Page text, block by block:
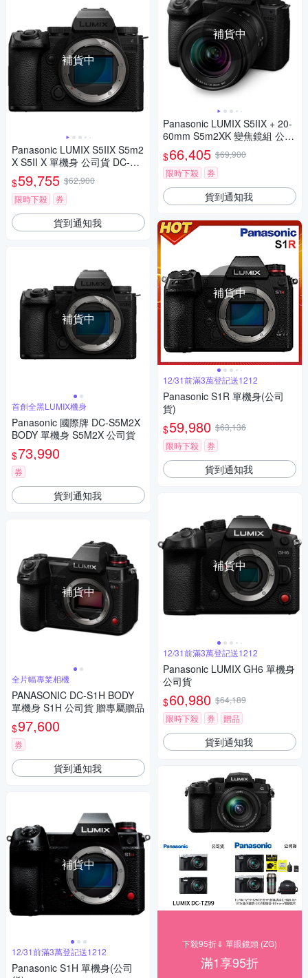
補貨中
Panasonic LUMIX S5IIX S5m2
X S5II X 單機身 公司貨 DC-S5
M2X
$59,755 $62,900
限時下殺
券
貨到通知我
補貨中
首創全黑LUMIX機身
Panasonic 國際牌 DC-S5M2X
BODY 單機身 S5M2X 公司貨
$73,990
券
貨到通知我
補貨中
全片幅專業相機
PANASONIC DC-S1H BODY
單機身 S1H 公司貨 贈專屬贈品
$97,600
券
貨到通知我
補貨中
12/31前滿3萬登記送1212
Panasonic S1H 單機身(公司
補貨中
Panasonic LUMIX S5IIX + 20-
60mm S5m2XK 變焦鏡組 公司
貨 DC-S5M2XK
$66,405 $69,900
限時下殺
券
貨到通知我
補貨中
12/31前滿3萬登記送1212
Panasonic S1R 單機身(公司
貨)
$59,980 $63,136
限時下殺
券
貨到通知我
補貨中
12/31前滿3萬登記送1212
Panasonic LUMIX GH6 單機身
公司貨
$60,980 $64,189
限時下殺
券 贈品
貨到通知我
下殺95折⇓ 單眼鏡頭 (ZG)
滿1享95折